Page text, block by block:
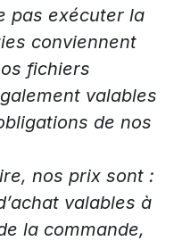
pas exécuter la
conviennent
fichiers
valables
de nos
nos prix sont :
valables à
la commande,